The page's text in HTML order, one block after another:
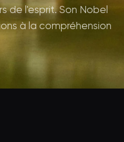
de l'esprit. Son Nobel
à la compréhension